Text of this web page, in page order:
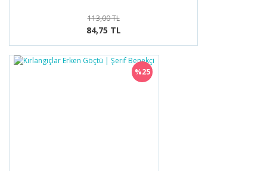
113,00 TL
84,75 TL
%25